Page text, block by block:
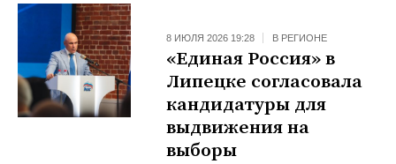
8 ИЮЛЯ 2026 19:28 В РЕГИОНЕ
«Единая Россия» в
Липецке согласовала
кандидатуры для
выдвижения на
выборы